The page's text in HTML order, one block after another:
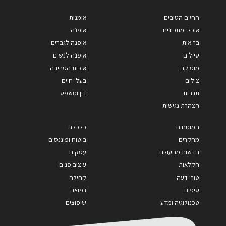
החיים הטובים
אוכל ומתכונים
בריאות
טיולים
מוסיקה
צילום
תרבות
הצהרת נגישות
אומנות
אופנה
אופנה לגברים
אופנה לנשים
איכות הסביבה
בעלי חיים
דין ומשפט
המומחים
מחקרים
חדשות מהעולם
חקלאות
טורי דעה
טיפים
טכנולוגיה ומדע
כלכלה
ביטוח ופיננסים
עסקים
עיצוב פנים
קהילה
רפואה
שיפוצים